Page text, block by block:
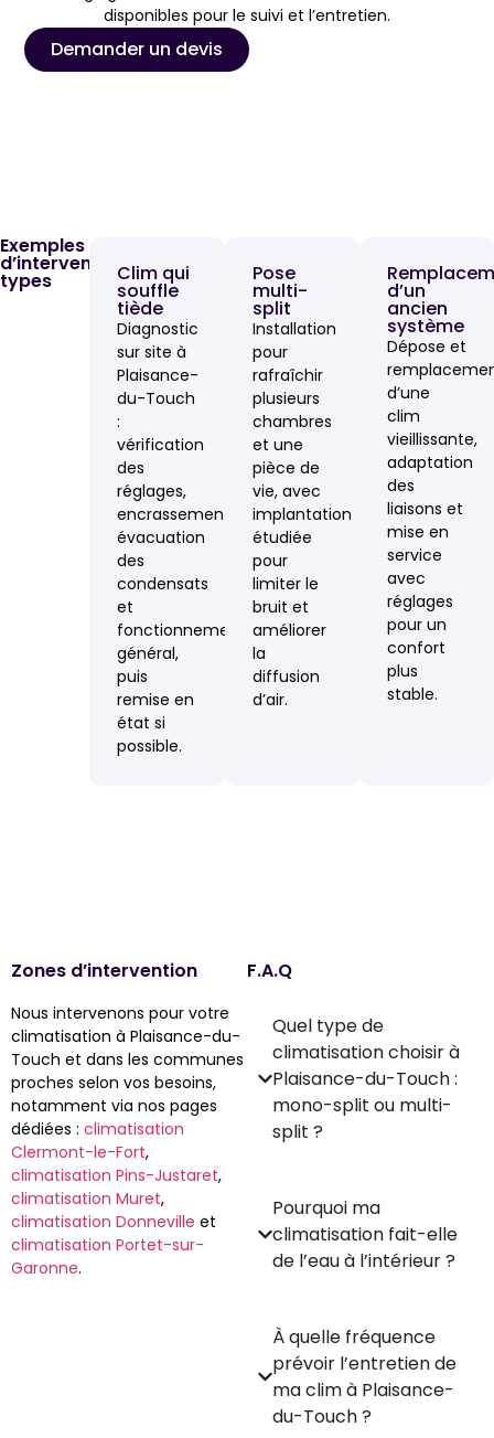
disponibles pour le suivi et l’entretien.
Demander un devis
Exemples
d’interventions
types Clim qui
souffle
tiède
Diagnostic
sur site à
Plaisance-
du-Touch
:
vérification
des
réglages,
encrassement,
évacuation
des
condensats
et
fonctionnement
général,
puis
remise en
état si
possible.
Pose
multi-
split
Installation
pour
rafraîchir
plusieurs
chambres
et une
pièce de
vie, avec
implantation
étudiée
pour
limiter le
bruit et
améliorer
la
diffusion
d’air.
d’un
ancien
système
Dépose et
d’une
clim
vieillissante,
adaptation
des
liaisons et
mise en
service
avec
réglages
pour un
confort
plus
stable.
Zones d’intervention
Nous intervenons pour votre
climatisation à Plaisance-du-
Touch et dans les communes
proches selon vos besoins,
notamment via nos pages
dédiées : climatisation
Clermont-le-Fort,
climatisation Pins-Justaret,
climatisation Muret,
climatisation Donneville et
climatisation Portet-sur-
Garonne.
F.A.Q
Quel type de
climatisation choisir à
Plaisance-du-Touch :
mono-split ou multi-
split ?
Pourquoi ma
climatisation fait-elle
de l’eau à l’intérieur ?
À quelle fréquence
prévoir l’entretien de
ma clim à Plaisance-
du-Touch ?